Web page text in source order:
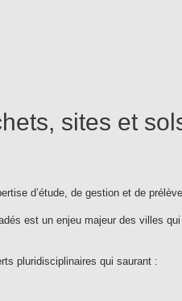
sites et
d’étude, de gestion et de
est un enjeu majeur des villes
pluridisciplinaires qui saurant :